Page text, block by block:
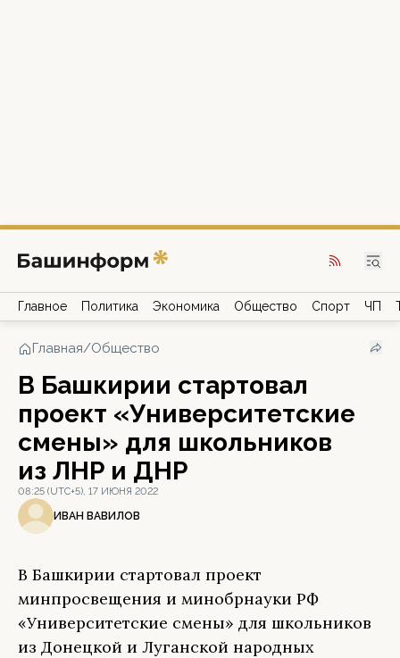
Главное Политика Экономика Общество Спорт ЧП
Главная/Общество
В Башкирии стартовал
проект «Университетские
смены» для школьников
из ЛНР и ДНР
08:25 (UTC+5), 17 ИЮНЯ 2022
ИВАН ВАВИЛОВ
В Башкирии стартовал проект
минпросвещения и минобрнауки РФ
«Университетские смены» для школьников
из Донецкой и Луганской народных